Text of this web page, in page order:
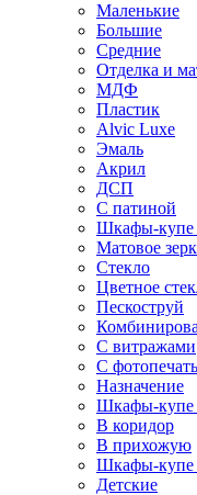
Маленькие
Большие
Средние
Отделка и
МДФ
Пластик
Alvic Luxe
Эмаль
Акрил
ДСП
С патиной
Шкафы-купе
Матовое
Стекло
Цветное
Пескоструй
С витражами
С
Назначение
Шкафы-купе
В коридор
В прихожую
Шкафы-купе
Детские